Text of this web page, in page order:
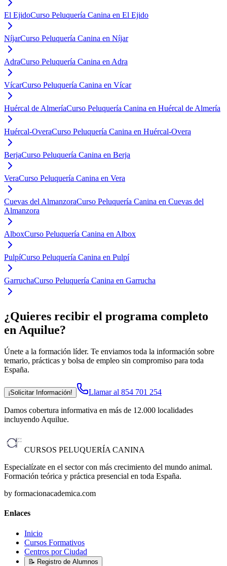
El EjidoCurso Peluquería Canina en El Ejido
NíjarCurso Peluquería Canina en Níjar
AdraCurso Peluquería Canina en Adra
VícarCurso Peluquería Canina en Vícar
Huércal de AlmeríaCurso Peluquería Canina en Huércal de Almería
Huércal-OveraCurso Peluquería Canina en Huércal-Overa
BerjaCurso Peluquería Canina en Berja
VeraCurso Peluquería Canina en Vera
Cuevas del AlmanzoraCurso Peluquería Canina en Cuevas del
Almanzora
AlboxCurso Peluquería Canina en Albox
PulpíCurso Peluquería Canina en Pulpí
GarruchaCurso Peluquería Canina en Garrucha
¿Quieres recibir el programa completo
en Aquilue?
Únete a la formación líder. Te enviamos toda la información sobre
temario, prácticas y bolsa de empleo sin compromiso para toda
España.
¡Solicitar Información! Llamar al 854 701 254
Damos cobertura informativa en más de 12.000 localidades
incluyendo Aquilue.
CURSOS PELUQUERÍA CANINA
Especialízate en el sector con más crecimiento del mundo animal.
Formación teórica y práctica presencial en toda España.
by formacionacademica.com
Enlaces
Inicio
Cursos Formativos
Centros por Ciudad
📝 Registro de Alumnos